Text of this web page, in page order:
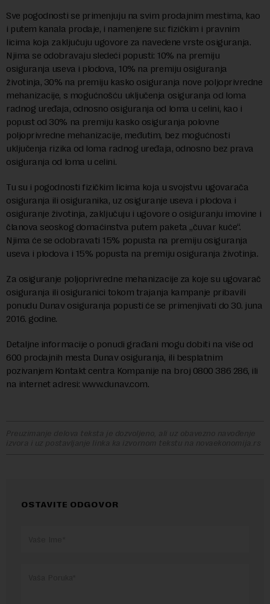
Sve pogodnosti se primenjuju na svim prodajnim mestima, kao
i putem kanala prodaje, i namenjene su: fizičkim i pravnim
licima koja zaključuju ugovore za navedene vrste osiguranja.
Njima se odobravaju sledeći popusti: 10% na premiju
osiguranja useva i plodova, 10% na premiju osiguranja
životinja, 30% na premiju kasko osiguranja nove poljoprivredne
mehanizacije, s mogućnošću uključenja osiguranja od loma
radnog uređaja, odnosno osiguranja od loma u celini, kao i
popust od 30% na premiju kasko osiguranja polovne
poljoprivredne mehanizacije, međutim, bez mogućnosti
uključenja rizika od loma radnog uređaja, odnosno bez prava
osiguranja od loma u celini.
Tu su i pogodnosti fizičkim licima koja u svojstvu ugovarača
osiguranja ili osiguranika, uz osiguranje useva i plodova i
osiguranje životinja, zaključuju i ugovore o osiguranju imovine i
članova seoskog domaćinstva putem paketa „čuvar kuće“.
Njima će se odobravati 15% popusta na premiju osiguranja
useva i plodova i 15% popusta na premiju osiguranja životinja.
Za osiguranje poljoprivredne mehanizacije za koje su ugovarač
osiguranja ili osiguranici tokom trajanja kampanje pribavili
ponudu Dunav osiguranja popusti će se primenjivati do 30. juna
2016. godine.
Detaljne informacije o ponudi građani mogu dobiti na više od
600 prodajnih mesta Dunav osiguranja, ili besplatnim
pozivanjem Kontakt centra Kompanije na broj 0800 386 286, ili
na internet adresi: www.dunav.com.
Preuzimanje delova teksta je dozvoljeno, ali uz obavezno navođenje
izvora i uz postavljanje linka ka izvornom tekstu na novaekonomija.rs
OSTAVITE ODGOVOR